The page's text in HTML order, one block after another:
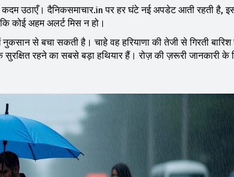
उठाएँ। दैनिकसमाचार.in पर हर घंटे नई अपडेट आती रहती है,
कोई अहम अलर्ट मिस न हो।
से बचा सकती है। चाहे वह हरियाणा की तेजी से गिरती बारिश
रहने का सबसे बड़ा हथियार हैं। रोज़ की ज़रूरी जानकारी के